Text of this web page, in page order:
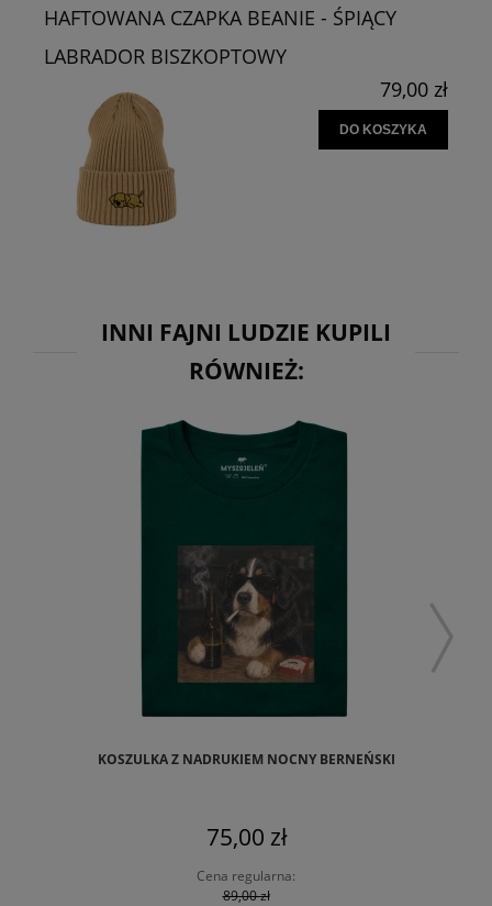
HAFTOWANA CZAPKA BEANIE - ŚPIĄCY
LABRADOR BISZKOPTOWY
79,00 zł
DO KOSZYKA
INNI FAJNI LUDZIE KUPILI
RÓWNIEŻ:
KOSZULKA Z NADRUKIEM NOCNY BERNEŃSKI
75,00 zł
Cena regularna:
89,00 zł